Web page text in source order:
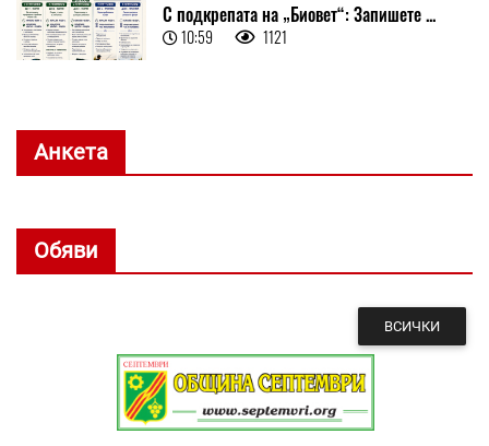
С подкрепата на „Биовет“: Запишете ...
10:59 1121
Анкета
Обяви
ВСИЧКИ